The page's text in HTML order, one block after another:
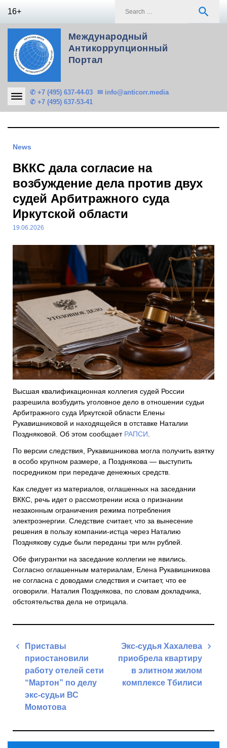
16+ search
Международный
Антикоррупционный
Портал
✆ +7 (495) 637-44-03
✆ +7 (495) 637-53-41
✉ info@anticorr.media
News
ВККС дала согласие на
возбуждение дела против двух
судей Арбитражного суда
Иркутской области
19.06.2026
Высшая квалификационная коллегия судей России
разрешила возбудить уголовное дело в отношении судьи
Арбитражного суда Иркутской области Елены
Рукавишниковой и находящейся в отставке Наталии
Поздняковой. Об этом сообщает РАПСИ
По версии следствия, Рукавишникова могла получить взятку
в особо крупном размере, а Позднякова — выступить
посредником при передаче денежных средств.
Как следует из материалов, оглашенных на заседании
ВККС, речь идет о рассмотрении иска о признании
незаконным ограничения режима потребления
электроэнергии. Следствие считает, что за вынесение
решения в пользу компании-истца через Наталию
Позднякову судье были переданы три млн рублей.
Обе фигурантки на заседание коллегии не явились.
Согласно оглашенным материалам, Елена Рукавишникова
не согласна с доводами следствия и считает, что ее
оговорили. Наталия Позднякова, по словам докладчика,
обстоятельства дела не отрицала.
Post
navigation
Приставы
приостановили
работу отелей сети
“Мартон” по делу
экс-судьи ВС
Момотова
Экс-судья Хахалева
приобрела квартиру
в элитном жилом
комплексе Тбилиси